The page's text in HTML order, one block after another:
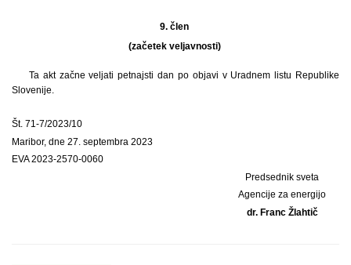
9. člen
(začetek veljavnosti)
Ta akt začne veljati petnajsti dan po objavi v Uradnem listu Republike
Slovenije.
Št. 71-7/2023/10
Maribor, dne 27. septembra 2023
EVA 2023-2570-0060
Predsednik sveta
Agencije za energijo
dr. Franc Žlahtič